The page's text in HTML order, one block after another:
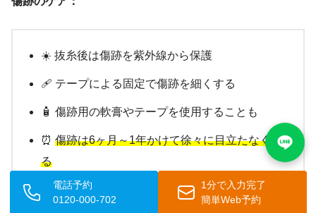
☀️ 抜糸後は傷跡を紫外線から保護
🩹 テープによる固定で傷跡を細くする
🧴 傷跡用の軟膏やテープを使用することも
⏰ 傷跡は6ヶ月～1年かけて徐々に目立たなくな
る
電話予約
0120-000-702
1分で入力完了
簡単Web予約